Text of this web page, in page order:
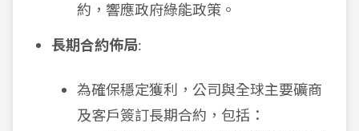
約，響應政府綠能政策。
長期合約佈局:
為確保穩定獲利，公司與全球主要礦商
及客戶簽訂長期合約，包括：